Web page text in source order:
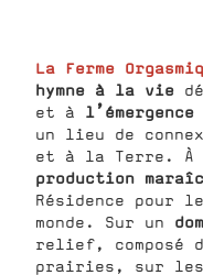
La Ferme
hymne à la vie
et à l’émergence
un lieu de
et à la Terre. À
production
Résidence pour
monde. Sur un
relief, composé
prairies, sur